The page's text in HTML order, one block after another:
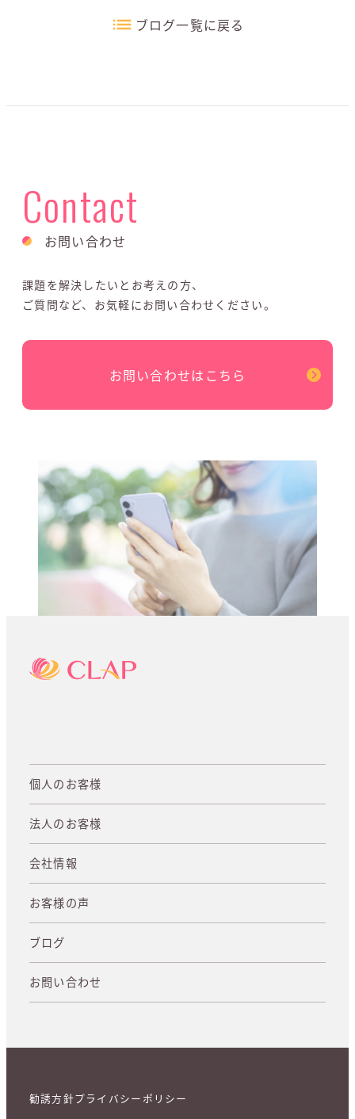
ブログ一覧に戻る
Contact
お問い合わせ
課題を解決したいとお考えの方、
ご質問など、お気軽にお問い合わせください。
お問い合わせはこちら
個人のお客様
法人のお客様
会社情報
お客様の声
ブログ
お問い合わせ
勧誘方針プライバシーポリシー